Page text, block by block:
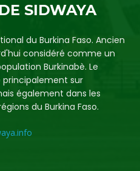
SIDWAYA
du Burkina Faso. Ancien
considéré comme un
Burkinabè. Le
principalement sur
également dans les
du Burkina Faso.